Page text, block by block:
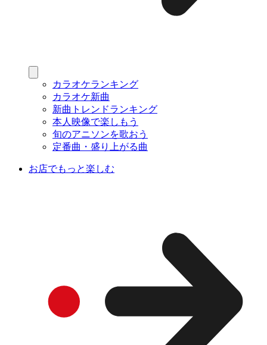
カラオケランキング
カラオケ新曲
新曲トレンドランキング
本人映像で楽しもう
旬のアニソンを歌おう
定番曲・盛り上がる曲
お店でもっと楽しむ